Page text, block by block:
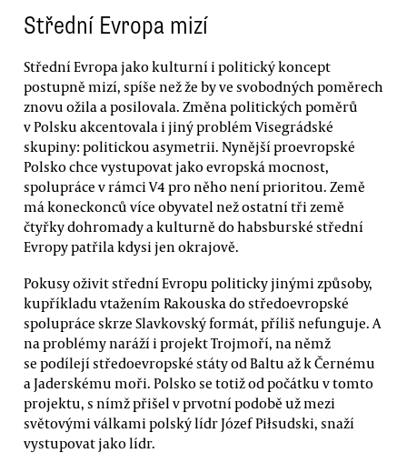
Střední Evropa mizí
Střední Evropa jako kulturní i politický koncept
postupně mizí, spíše než že by ve svobodných poměrech
znovu ožila a posilovala. Změna politických poměrů
v Polsku akcentovala i jiný problém Visegrádské
skupiny: politickou asymetrii. Nynější proevropské
Polsko chce vystupovat jako evropská mocnost,
spolupráce v rámci V4 pro něho není prioritou. Země
má koneckonců více obyvatel než ostatní tři země
čtyřky dohromady a kulturně do habsburské střední
Evropy patřila kdysi jen okrajově.
Pokusy oživit střední Evropu politicky jinými způsoby,
kupříkladu vtažením Rakouska do středoevropské
spolupráce skrze Slavkovský formát, příliš nefunguje. A
na problémy naráží i projekt Trojmoří, na němž
se podílejí středoevropské státy od Baltu až k Černému
a Jaderskému moři. Polsko se totiž od počátku v tomto
projektu, s nímž přišel v prvotní podobě už mezi
světovými válkami polský lídr Józef Piłsudski, snaží
vystupovat jako lídr.